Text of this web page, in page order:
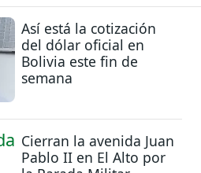
Así está la cotización
del dólar oficial en
Bolivia este fin de
semana
Cierran la avenida Juan
Pablo II en El Alto por